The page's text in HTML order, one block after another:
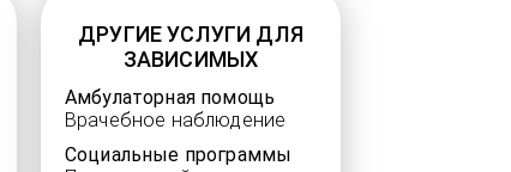
ДРУГИЕ УСЛУГИ ДЛЯ
ЗАВИСИМЫХ
Амбулаторная помощь
Врачебное наблюдение
Социальные программы